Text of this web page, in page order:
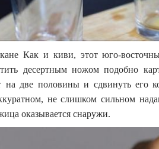
Как и киви, этот юго-
десертным ножом подобно
на две половины и сдвинуть его
не слишком сильном
оказывается снаружи.